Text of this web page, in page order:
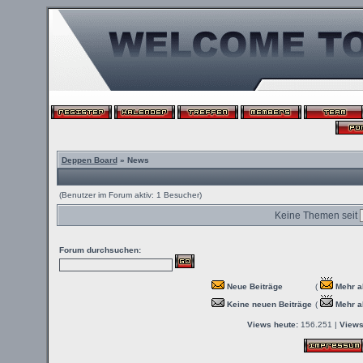
Deppen Board» News
(Benutzer im Forum aktiv: 1 Besucher)
Keine Themen seit
Forum durchsuchen:
Neue Beiträge (
Mehr
Keine neuen Beiträge ( Mehr
Views heute:156.251 |